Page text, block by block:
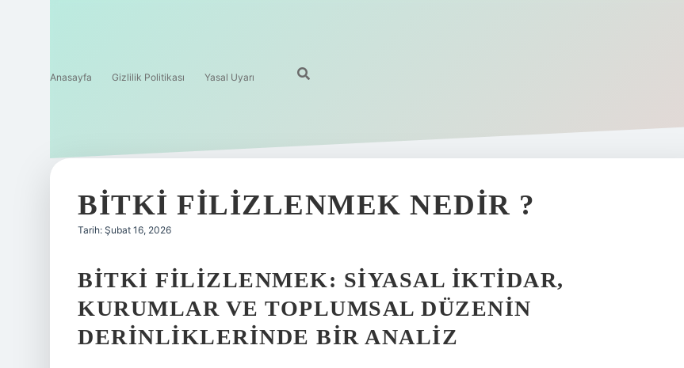
Anasayfa Gizlilik Politikası Yasal Uyarı
BITKI FILIZLENMEK NEDIR ?
Tarih: Şubat 16, 2026
BITKI FILIZLENMEK: SIYASAL İKTIDAR,
KURUMLAR VE TOPLUMSAL DÜZENIN
DERINLIKLERINDE BIR ANALIZ